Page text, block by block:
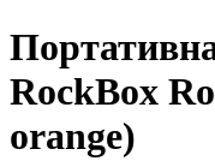
RockBox
orange)